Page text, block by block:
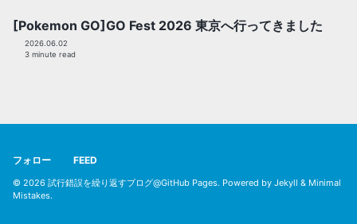
[Pokemon GO]GO Fest 2026 東京へ行ってきました
2026.06.02
3 minute read
フォロー FEED
© 2026 試行錯誤を繰り返すブログ@GitHub Pages. Powered by Jekyll & Minimal
Mistakes.